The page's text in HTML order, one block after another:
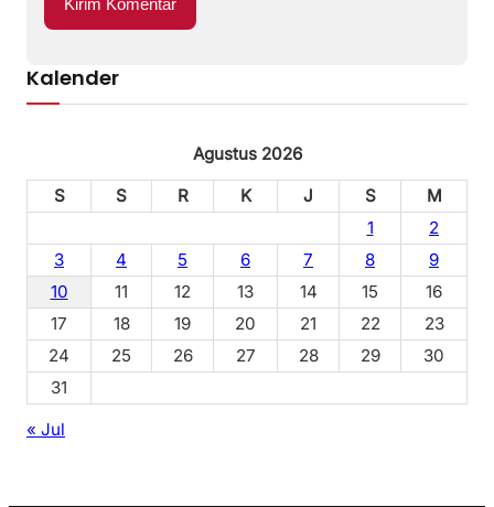
Kalender
Agustus 2026
S
S R K J S
M
1
2
3
4 5 6 7 8
9
10
11 12 13 14 15
16
17
18 19 20 21 22
23
24
25 26 27 28 29
30
31
« Jul